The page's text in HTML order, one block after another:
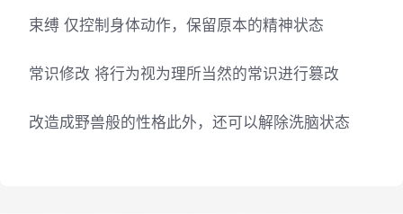
束缚 仅控制身体动作，保留原本的精神状态
常识修改 将行为视为理所当然的常识进行篡改
改造成野兽般的性格此外，还可以解除洗脑状态